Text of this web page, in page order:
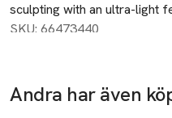
sculpting with an ultra-light
and adjustable straps that
here!
SKU: 66473440
Andra har även